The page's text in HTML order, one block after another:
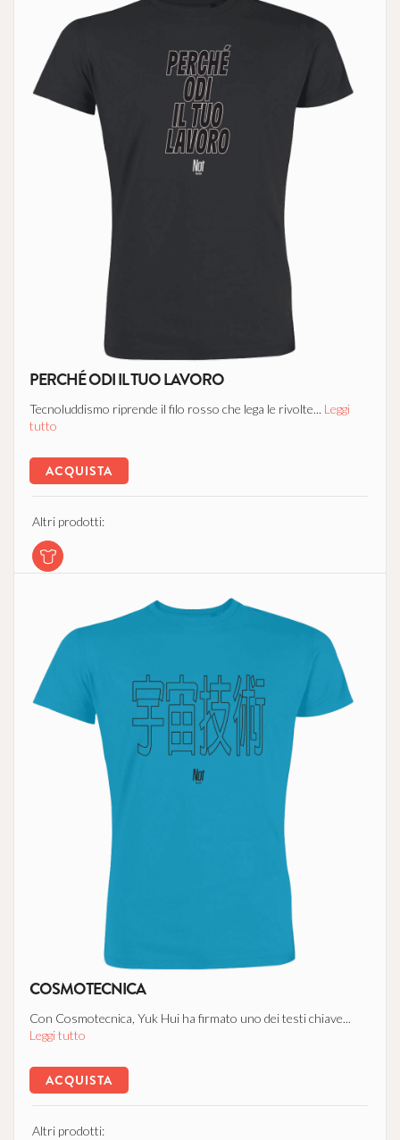
PERCHÉ ODI IL TUO LAVORO
Tecnoluddismo riprende il filo rosso che lega le rivolte... Leggi
tutto
ACQUISTA
Altri prodotti:
COSMOTECNICA
Con Cosmotecnica, Yuk Hui ha firmato uno dei testi chiave...
Leggi tutto
ACQUISTA
Altri prodotti: